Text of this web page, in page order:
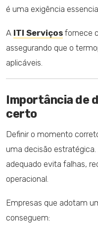
é uma exigência
A ITI Serviços fornece
assegurando que o
aplicáveis.
Importância de
certo
Definir o momento
uma decisão
adequado evita falhas,
operacional.
Empresas que adotam
conseguem: